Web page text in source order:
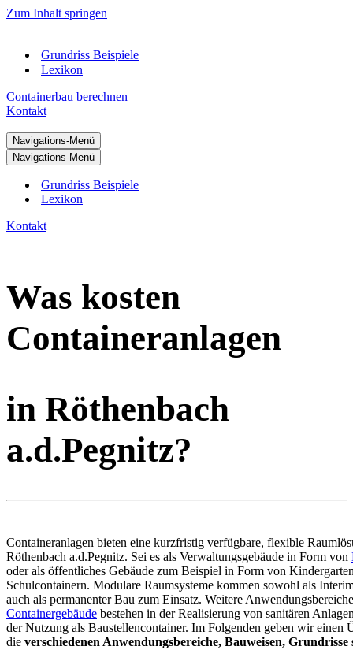
Zum Inhalt springen
Grundriss Beispiele
Lexikon
Containerbau berechnen
Kontakt
Navigations-Menü
Navigations-Menü
Grundriss Beispiele
Lexikon
Kontakt
Was kosten
Containeranlagen
in Röthenbach
a.d.Pegnitz?
Containeranlagen bieten eine kurzfristig verfügbare, flexible
Röthenbach a.d.Pegnitz. Sei es als Verwaltungsgebäude in Form von
oder als öffentliches Gebäude zum Beispiel in Form von
Schulcontainern. Modulare Raumsysteme kommen sowohl als
auch als permanenter Bau zum Einsatz. Weitere
Containergebäude bestehen in der Realisierung von sanitären
der Nutzung als Baustellencontainer. Im Folgenden geben wir einen
die verschiedenen Anwendungsbereiche, Bauweisen, Grundrisse